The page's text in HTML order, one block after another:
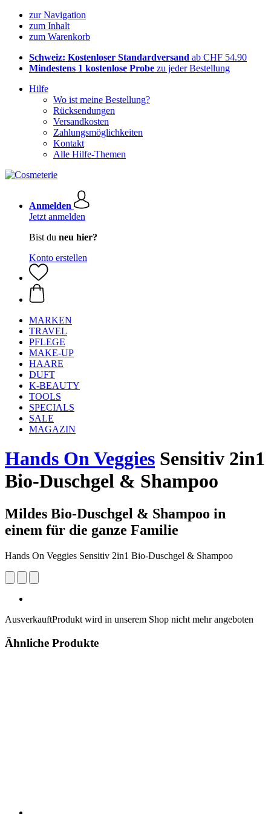
zur Navigation
zum Inhalt
zum Warenkorb
Schweiz: Kostenloser Standardversand ab CHF 54.90
Mindestens 1 kostenlose Probe zu jeder Bestellung
Hilfe
Wo ist meine Bestellung?
Rücksendungen
Versandkosten
Zahlungsmöglichkeiten
Kontakt
Alle Hilfe-Themen
Anmelden
Jetzt anmelden
Bist du neu hier?
Konto erstellen
MARKEN
TRAVEL
PFLEGE
MAKE-UP
HAARE
DUFT
K-BEAUTY
TOOLS
SPECIALS
SALE
MAGAZIN
Hands On Veggies Sensitiv 2in1
Bio-Duschgel & Shampoo
Mildes Bio-Duschgel & Shampoo in
einem für die ganze Familie
Hands On Veggies Sensitiv 2in1 Bio-Duschgel & Shampoo
AusverkauftProdukt wird in unserem Shop nicht mehr angeboten
Ähnliche Produkte